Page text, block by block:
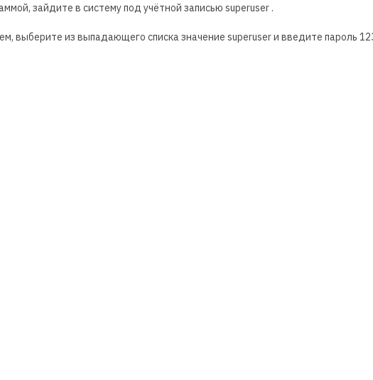
зайдите в систему под учётной записью superuser .
выберите из выпадающего списка значение superuser и введите пароль